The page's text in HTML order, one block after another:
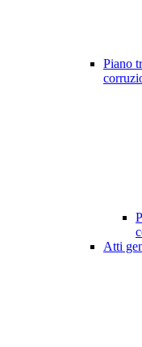
Piano
Atti